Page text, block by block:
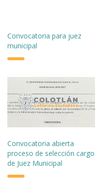
Convocatoria para juez
municipal
Convocatoria abierta
proceso de selección cargo
de Juez Municipal